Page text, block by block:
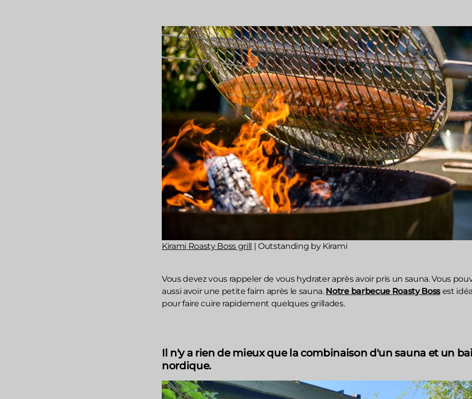
Kirami Roasty Boss grill | Outstanding by Kirami
Vous devez vous rappeler de vous hydrater après avoir pris un sauna. Vous
aussi avoir une petite faim après le sauna. Notre barbecue Roasty Bossest
pour faire cuire rapidement quelques grillades.
Il n'y a rien de mieux que la combinaison d'un sauna et un
nordique.